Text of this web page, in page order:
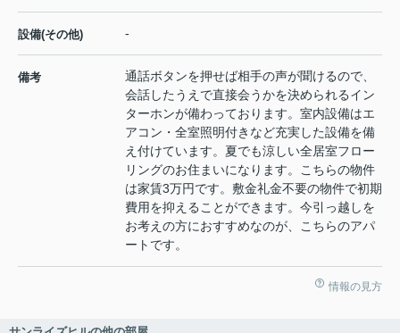
設備(その他) -
備考
通話ボタンを押せば相手の声が聞けるので、
会話したうえで直接会うかを決められるイン
ターホンが備わっております。室内設備はエ
アコン・全室照明付きなど充実した設備を備
え付けています。夏でも涼しい全居室フロー
リングのお住まいになります。こちらの物件
は家賃3万円です。敷金礼金不要の物件で初期
費用を抑えることができます。今引っ越しを
お考えの方におすすめなのが、こちらのアパ
ートです。
情報の見方